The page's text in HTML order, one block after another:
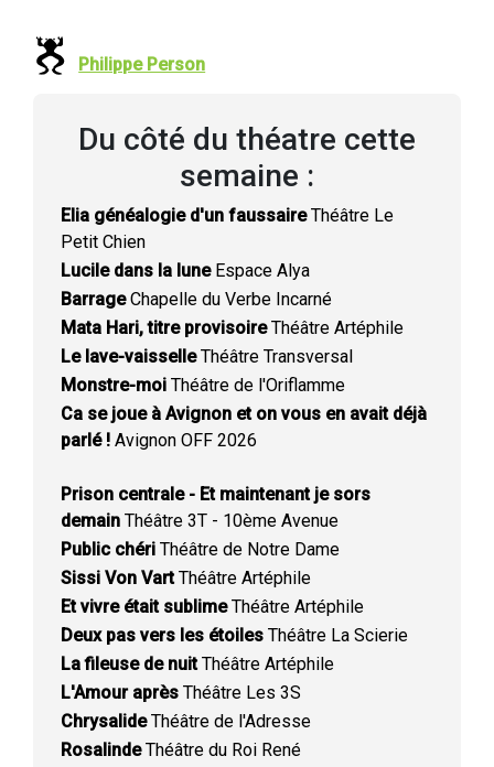
Philippe Person
Du côté du théatre cette
semaine :
Elia généalogie d'un faussaireThéâtre Le
Petit Chien
Lucile dans la luneEspace Alya
BarrageChapelle du Verbe Incarné
Mata Hari, titre provisoireThéâtre Artéphile
Le lave-vaisselleThéâtre Transversal
Monstre-moi Théâtre de l'Oriflamme
Ca se joue à Avignon et on vous en avait déjà
parlé ! Avignon OFF 2026
Prison centrale - Et maintenant je sors
demain Théâtre 3T - 10ème Avenue
Public chéri Théâtre de Notre Dame
Sissi Von VartThéâtre Artéphile
Et vivre était sublimeThéâtre Artéphile
Deux pas vers les étoiles Théâtre La Scierie
La fileuse de nuitThéâtre Artéphile
L'Amour après Théâtre Les 3S
ChrysalideThéâtre de l'Adresse
RosalindeThéâtre du Roi René